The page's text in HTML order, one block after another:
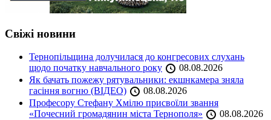
Свіжі новини
Тернопільщина долучилася до конгресових слухань
щодо початку навчального року
08.08.2026
Як бачать пожежу рятувальники: екшнкамера зняла
гасіння вогню (ВІДЕО)
08.08.2026
Професору Стефану Хмілю присвоїли звання
«Почесний громадянин міста Тернополя»
08.08.2026